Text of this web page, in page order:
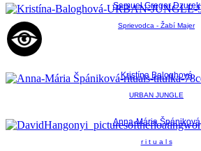
Samuel Gregor Dzurek
Sprievodca - Žabí Majer
Kristína Baloghová
URBAN JUNGLE
Anna-Mária Špániková
r i t u a l s